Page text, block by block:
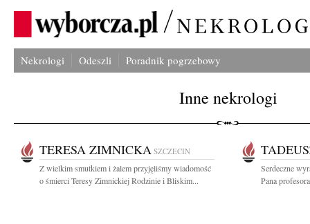
Nekrologi Odeszli Poradnik pogrzebowy
Inne nekrologi
TERESA ZIMNICKA SZCZECIN
Z wielkim smutkiem i żalem przyjęliśmy wiadomość
o śmierci Teresy Zimnickiej Rodzinie i Bliskim...
Serdeczne
Pana